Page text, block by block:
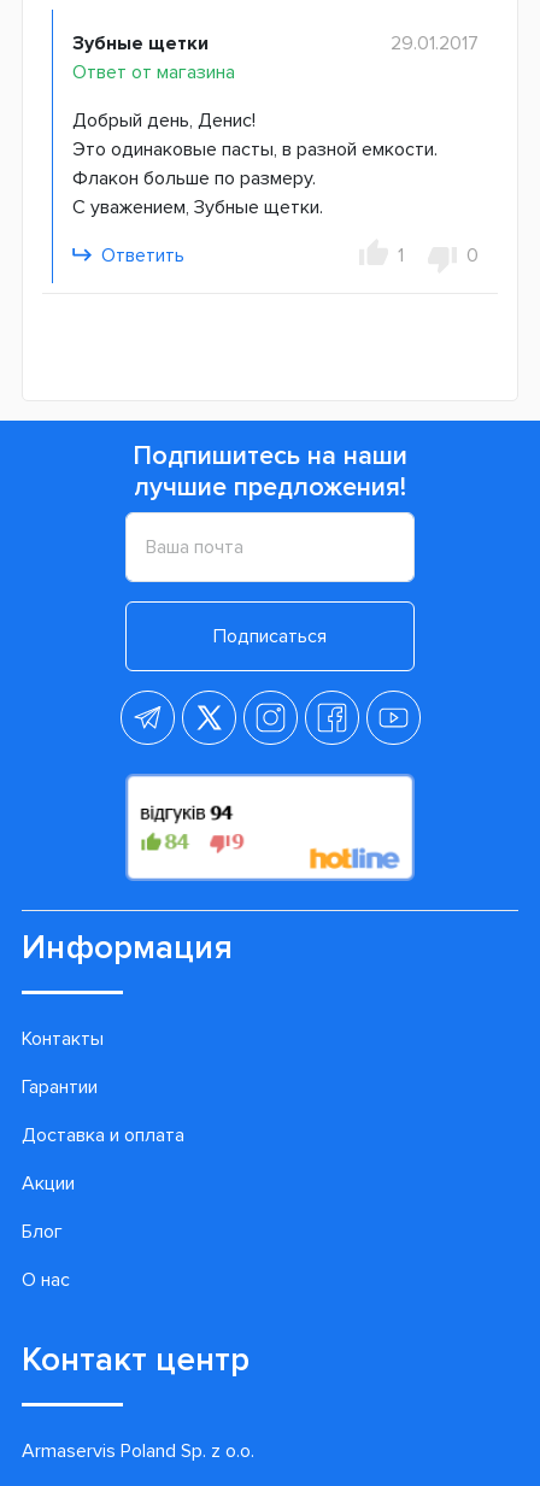
Зубные щетки
Ответ от магазина
29.01.2017
Добрый день, Денис!
Это одинаковые пасты, в разной емкости.
Флакон больше по размеру.
С уважением, Зубные щетки.
Ответить
1 0
Подпишитесь на наши
лучшие предложения!
Подписаться
Информация
Контакты
Гарантии
Доставка и оплата
Акции
Блог
О нас
Контакт центр
Armaservis Poland Sp. z o.o.